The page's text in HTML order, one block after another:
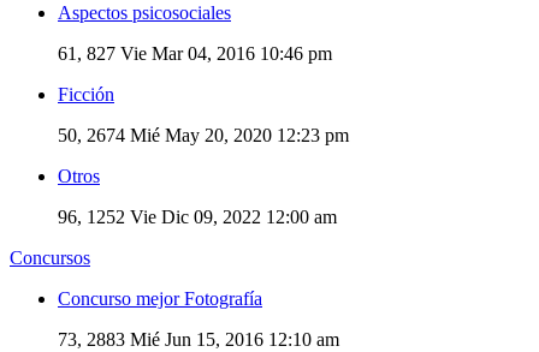
Aspectos psicosociales
61, 827 Vie Mar 04, 2016 10:46 pm
Ficción
50, 2674 Mié May 20, 2020 12:23 pm
Otros
96, 1252 Vie Dic 09, 2022 12:00 am
Concursos
Concurso mejor Fotografía
73, 2883 Mié Jun 15, 2016 12:10 am